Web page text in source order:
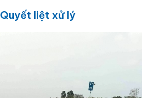
Quyết liệt xử lý